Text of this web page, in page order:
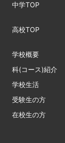
中学TOP
高校TOP
学校概要
科(コース)紹介
学校生活
受験生の方
在校生の方